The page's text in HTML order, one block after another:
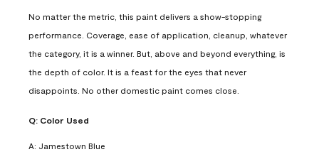
No matter the metric, this paint delivers a show-stopping
performance. Coverage, ease of application, cleanup, whatever
the category, it is a winner. But, above and beyond everything, is
the depth of color. It is a feast for the eyes that never
disappoints. No other domestic paint comes close.
Q: Color Used
A: Jamestown Blue